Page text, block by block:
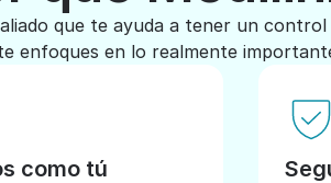
que te ayuda a tener un
enfoques en lo realmente
como tú